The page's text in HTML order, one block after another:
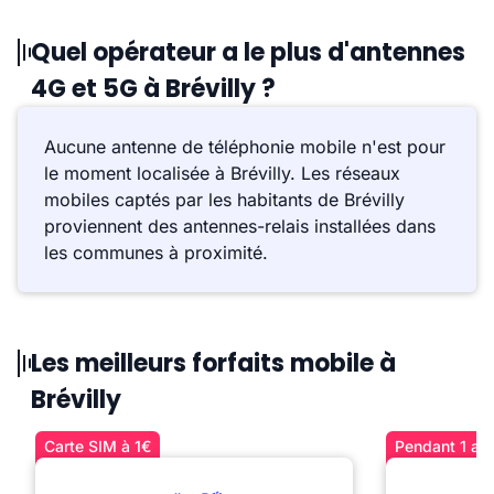
Quel opérateur a le plus d'antennes
4G et 5G à Brévilly ?
Aucune antenne de téléphonie mobile n'est pour
le moment localisée à Brévilly. Les réseaux
mobiles captés par les habitants de Brévilly
proviennent des antennes-relais installées dans
les communes à proximité.
Les meilleurs forfaits mobile à
Brévilly
Carte SIM à 1€ Pendant 1